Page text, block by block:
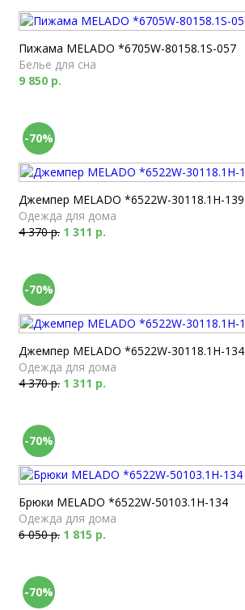
Пижама MELADO *6705W-80158.1S-057
Белье для сна
9 850 р.
-70%
Джемпер MELADO *6522W-30118.1H-139
Одежда для дома
4 370 р. 1 311 р.
-70%
Джемпер MELADO *6522W-30118.1H-134
Одежда для дома
4 370 р. 1 311 р.
-70%
Брюки MELADO *6522W-50103.1H-134
Одежда для дома
6 050 р. 1 815 р.
-70%